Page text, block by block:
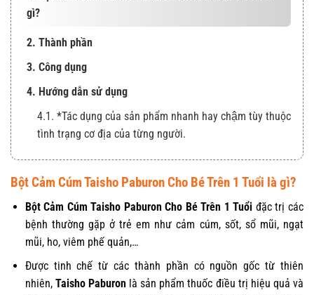
gì?
2. Thành phần
3. Công dụng
4. Hướng dẫn sử dụng
4.1. *Tác dụng của sản phẩm nhanh hay chậm tùy thuộc
tình trạng cơ địa của từng người.
Bột Cảm Cúm Taisho Paburon Cho Bé Trên 1 Tuổi là gì?
Bột Cảm Cúm Taisho Paburon Cho Bé Trên 1 Tuổi đặc trị các
bệnh thường gặp ở trẻ em như cảm cúm, sốt, sổ mũi, ngạt
mũi, ho, viêm phế quản,…
Được tinh chế từ các thành phần có nguồn gốc từ thiên
nhiên, Taisho Paburon là sản phẩm thuốc điều trị hiệu quả và